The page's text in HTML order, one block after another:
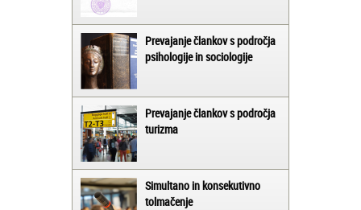
Prevajanje člankov s področja
psihologije in sociologije
Prevajanje člankov s področja
turizma
Simultano in konsekutivno
tolmačenje